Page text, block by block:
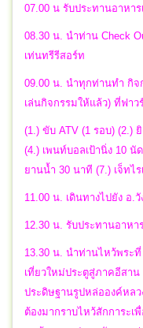
07.00 น รับประทานอาหา
08.30 น. นำท่าน Check
เท่นทรีรีสอร์ท
09.00 น. นำทุกท่านทำ กิจ
เล่นกิจกรรมให้แล้ว) ที่ฟา
(1.) ขับ ATV (1 รอบ) (2.)
(4.) เพนท์บอลเป้านิ่ง 10
ยานน้ำ 30 นาที (7.) เจ็ทไ
11.00 น. เดินทางไปยัง อ.วั
12.30 น. รับประทานอาห
13.30 น. นำท่านไหว้พระ
เที่ยวใหม่ประตูสู่ภาคอีสา
ประดิษฐานรูปหล่อองค์หล
ต้องมากราบไหว้สักการะเ